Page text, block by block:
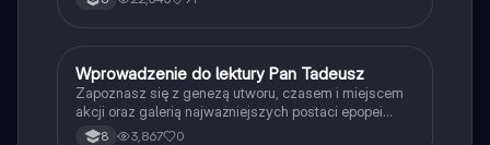
WJęzyk polski
Wprowadzenie do lektury Pan Tadeusz
Zapoznasz się z genezą utworu, czasem i miejscem
akcji oraz galerią najważniejszych postaci epopei
Adama Mickiewicza.
8 3,867 0